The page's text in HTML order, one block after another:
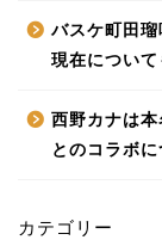
バスケ町田
現在について
西野カナは
とのコラボ
カテゴリー